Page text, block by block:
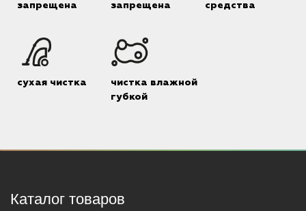
запрещена
запрещена
средства
сухая чистка
чистка влажной
губкой
Каталог товаров